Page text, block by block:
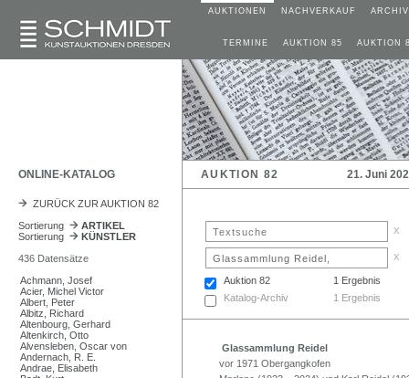
AUKTIONEN NACHVERKAUF ARCHIV
TERMINE AUKTION 85 AUKTION
ONLINE-KATALOG AUKTION 82 21. Juni
ZURÜCK ZUR AUKTION 82
Sortierung
ARTIKEL
Sortierung
KÜNSTLER
436 Datensätze
Achmann, Josef
Acier, Michel Victor
Albert, Peter
Albitz, Richard
Altenbourg, Gerhard
Altenkirch, Otto
Alvensleben, Oscar von
Andernach, R. E.
Andrae, Elisabeth
x
x
Auktion 82
1 Ergebnis
Katalog-Archiv
1 Ergebnis
Glassammlung Reidel
vor 1971 Obergangkofen